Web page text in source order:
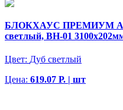
БЛОКХАУС ПРЕМИУМ
светлый, ВН-01
Цвет: Дуб светлый
Цена: 619.07 Р. | шт